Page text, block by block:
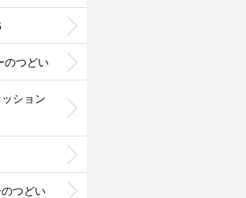
のつどい
ション
つどい